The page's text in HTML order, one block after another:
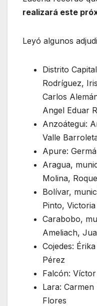
realizará este
Leyó algunos
Distrito
Rodríguez,
Carlos
Angel Eduar
Anzoátegui:
Valle
Apure:
Aragua,
Molina,
Bolívar,
Pinto,
Carabobo,
Ameliach,
Cojedes:
Pérez
Falcón:
Lara: Carmen
Flores